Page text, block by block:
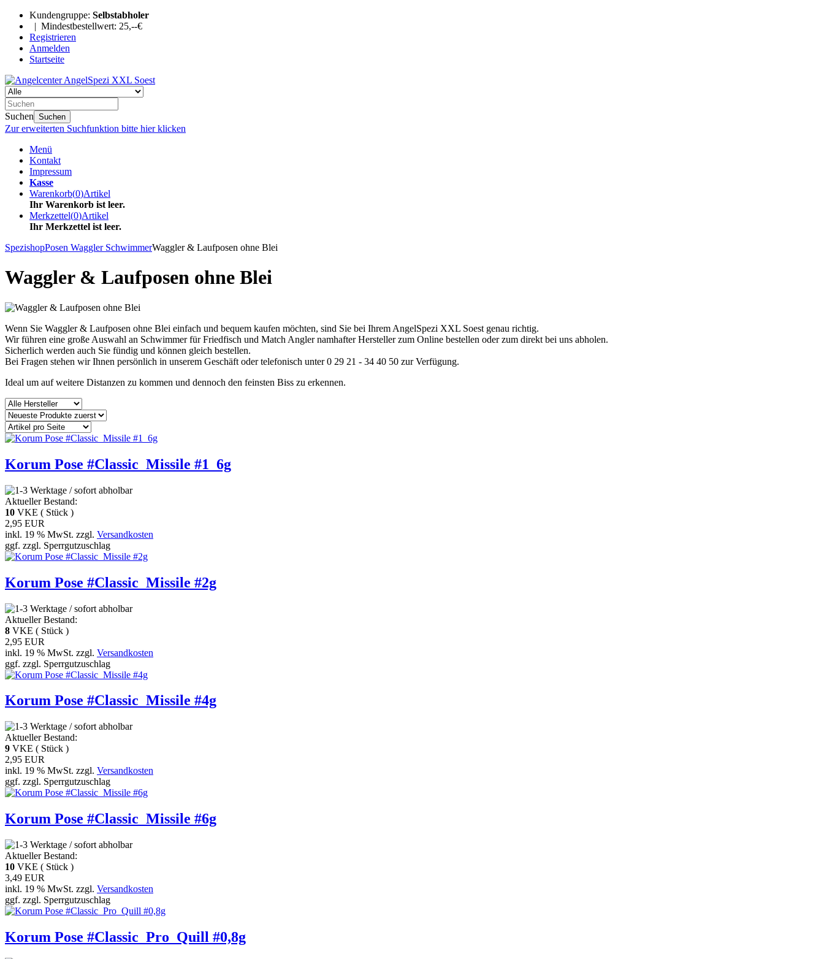
Kundengruppe: Selbstabholer
| Mindestbestellwert: 25,--€
Registrieren
Anmelden
Startseite
Suchen Suchen
Zur erweiterten Suchfunktion bitte hier klicken
Menü
Kontakt
Impressum
Kasse
Warenkorb(0)Artikel
Ihr Warenkorb ist leer.
Merkzettel(0)Artikel
Ihr Merkzettel ist leer.
SpezishopPosen Waggler SchwimmerWaggler & Laufposen ohne Blei
Waggler & Laufposen ohne Blei
Wenn Sie Waggler & Laufposen ohne Blei einfach und bequem kaufen möchten, sind Sie bei Ihrem AngelSpezi XXL Soest genau richtig.
Wir führen eine große Auswahl an Schwimmer für Friedfisch und Match Angler namhafter Hersteller zum Online bestellen oder zum direkt bei uns abholen.
Sicherlich werden auch Sie fündig und können gleich bestellen.
Bei Fragen stehen wir Ihnen persönlich in unserem Geschäft oder telefonisch unter 0 29 21 - 34 40 50 zur Verfügung.
Ideal um auf weitere Distanzen zu kommen und dennoch den feinsten Biss zu erkennen.
Korum Pose #Classic_Missile #1_6g
Aktueller Bestand:
10 VKE ( Stück )
2,95 EUR
inkl. 19 % MwSt. zzgl. Versandkosten
ggf. zzgl. Sperrgutzuschlag
Korum Pose #Classic_Missile #2g
Aktueller Bestand:
8 VKE ( Stück )
2,95 EUR
inkl. 19 % MwSt. zzgl. Versandkosten
ggf. zzgl. Sperrgutzuschlag
Korum Pose #Classic_Missile #4g
Aktueller Bestand:
9 VKE ( Stück )
2,95 EUR
inkl. 19 % MwSt. zzgl. Versandkosten
ggf. zzgl. Sperrgutzuschlag
Korum Pose #Classic_Missile #6g
Aktueller Bestand:
10 VKE ( Stück )
3,49 EUR
inkl. 19 % MwSt. zzgl. Versandkosten
ggf. zzgl. Sperrgutzuschlag
Korum Pose #Classic_Pro_Quill #0,8g